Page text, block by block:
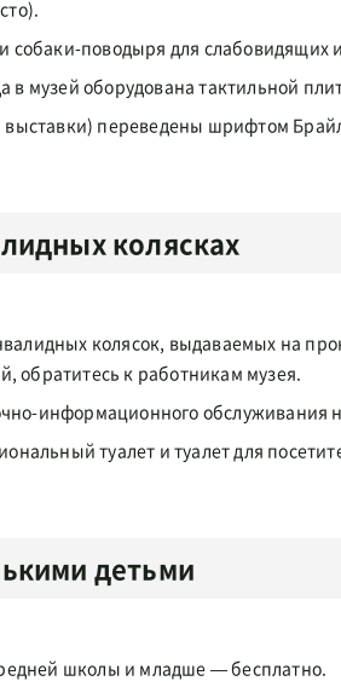
собаки-поводыря для
в музей оборудована тактильной
переведены шрифтом
колясках
колясок, выдаваемых на
обратитесь к работникам музея.
информационного обслуживания
туалет и туалет для
детьми
школы и младше — бесплатно.